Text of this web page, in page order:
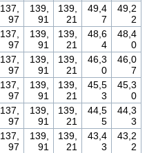
137,
97
139,
91
139,
21
49,4
7
49,2
2
137,
97
139,
91
139,
21
48,6
4
48,4
0
137,
97
139,
91
139,
21
46,3
0
46,0
7
137,
97
139,
91
139,
21
45,5
3
45,3
0
137,
97
139,
91
139,
21
44,5
5
44,3
3
137,
97
139,
91
139,
21
43,4
3
43,2
2